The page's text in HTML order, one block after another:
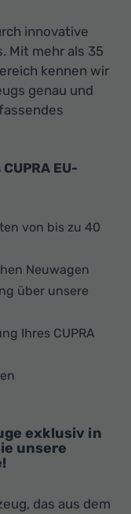
innovative
Mit mehr als 35
kennen wir
genau und
EU-
von bis zu 40
Neuwagen
über unsere
Ihres CUPRA
exklusiv in
unsere
das aus dem